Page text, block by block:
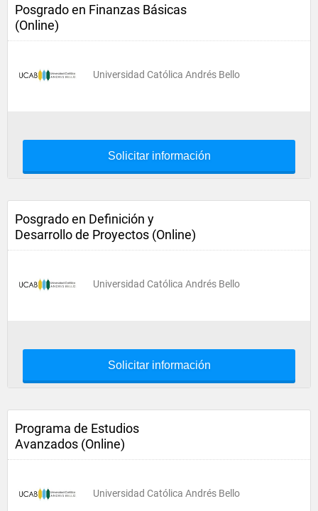
Posgrado en Finanzas Básicas
(Online)
Universidad Católica Andrés Bello
Solicitar información
Posgrado en Definición y
Desarrollo de Proyectos (Online)
Universidad Católica Andrés Bello
Solicitar información
Programa de Estudios
Avanzados (Online)
Universidad Católica Andrés Bello